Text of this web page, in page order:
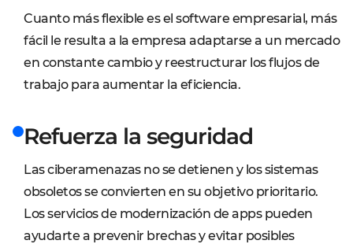
Cuanto más flexible es el software empresarial, más
fácil le resulta a la empresa adaptarse a un mercado
en constante cambio y reestructurar los flujos de
trabajo para aumentar la eficiencia.
Refuerza la seguridad
Las ciberamenazas no se detienen y los sistemas
obsoletos se convierten en su objetivo prioritario.
Los servicios de modernización de apps pueden
ayudarte a prevenir brechas y evitar posibles